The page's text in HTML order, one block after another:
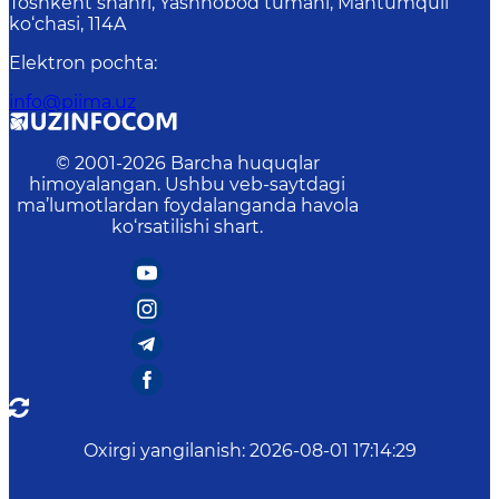
ko‘chasi, 114A
Elektron pochta:
info@piima.uz
© 2001-2026 Barcha huquqlar
himoyalangan. Ushbu veb-saytdagi
ma’lumotlardan foydalanganda havola
ko‘rsatilishi shart.
Oxirgi yangilanish: 2026-08-01 17:14:29